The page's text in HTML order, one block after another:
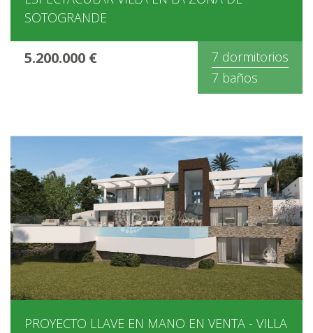
SOTOGRANDE
5.200.000 €
7 dormitorios
7 baños
PROYECTO LLAVE EN MANO EN VENTA - VILLA